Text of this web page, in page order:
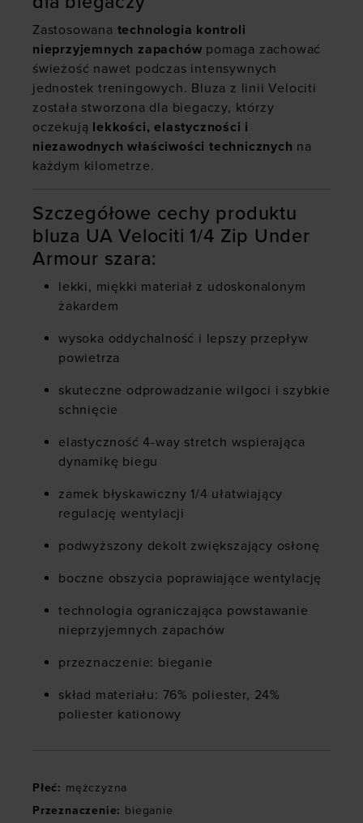
Zastosowana technologia kontroli
nieprzyjemnych zapachów pomaga zachować
świeżość nawet podczas intensywnych
jednostek treningowych. Bluza z linii Velociti
została stworzona dla biegaczy, którzy
oczekują lekkości, elastyczności i
niezawodnych właściwości technicznych na
każdym kilometrze.
Szczegółowe cechy produktu
bluza UA Velociti 1/4 Zip Under
Armour szara:
lekki, miękki materiał z udoskonalonym
żakardem
wysoka oddychalność i lepszy przepływ
powietrza
skuteczne odprowadzanie wilgoci i szybkie
schnięcie
elastyczność 4-way stretch wspierająca
dynamikę biegu
zamek błyskawiczny 1/4 ułatwiający
regulację wentylacji
podwyższony dekolt zwiększający osłonę
boczne obszycia poprawiające wentylację
technologia ograniczająca powstawanie
nieprzyjemnych zapachów
przeznaczenie: bieganie
skład materiału: 76% poliester, 24%
poliester kationowy
Płeć: mężczyzna
Przeznaczenie: bieganie